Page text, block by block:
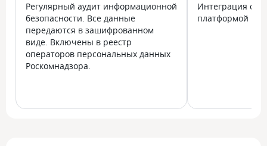
Регулярный аудит информационной
безопасности. Все данные
передаются в зашифрованном
виде. Включены в реестр
операторов персональных данных
Роскомнадзора.
Интеграция с
платформой